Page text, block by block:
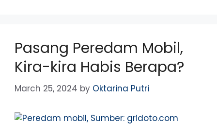
Pasang Peredam Mobil,
Kira-kira Habis Berapa?
March 25, 2024 by Oktarina Putri